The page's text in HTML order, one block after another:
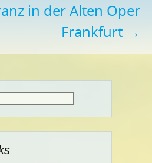
in der Alten Oper
Frankfurt →